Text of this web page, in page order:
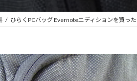
ひらくPCバッグ Evernoteエディションを買った